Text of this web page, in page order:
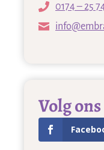
0174 – 25
Volg ons